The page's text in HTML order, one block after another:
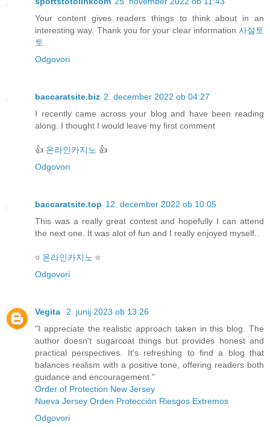
Your content gives readers things to think about in an
interesting way. Thank you for your clear information 사설토
토
Odgovori
baccaratsite.biz 2. december 2022 ob 04:27
I recently came across your blog and have been reading
along. I thought I would leave my first comment
👍 온라인카지노 👍
Odgovori
baccaratsite.top 12. december 2022 ob 10:05
This was a really great contest and hopefully I can attend
the next one. It was alot of fun and I really enjoyed myself..
ও 온라인카지노 ও
Odgovori
Vegita
2. junij 2023 ob 13:26
"I appreciate the realistic approach taken in this blog. The
author doesn't sugarcoat things but provides honest and
practical perspectives. It's refreshing to find a blog that
balances realism with a positive tone, offering readers both
guidance and encouragement."
Order of Protection New Jersey
Nueva Jersey Orden Protección Riesgos Extremos
Odgovori